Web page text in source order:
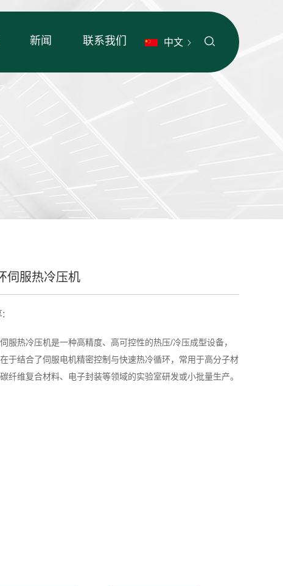
中文
新闻 联系我们
伺服热冷压机
:
服热冷压机是一种高精度、高可控性的热压/冷压成型设备，
于结合了伺服电机精密控制与快速热冷循环，常用于高分子材
纤维复合材料、电子封装等领域的实验室研发或小批量生产。